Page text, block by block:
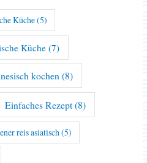
Küche(5)
Küche (7)
kochen (8)
Einfaches Rezept(8)
reis asiatisch(5)